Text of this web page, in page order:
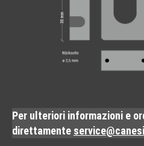
Per ulteriori informazioni e
direttamente